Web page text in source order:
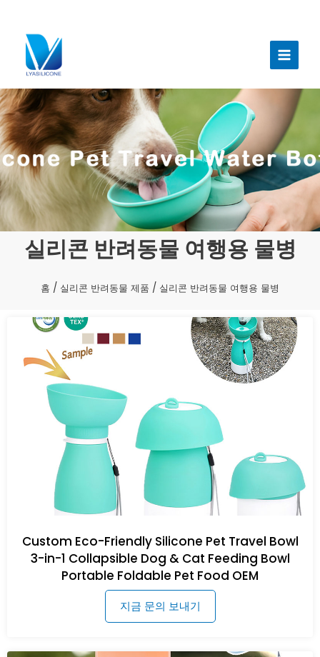
너
뛰
기
인
메
뉴
실리콘 반려동물 여행용 물병
홈 / 실리콘 반려동물 제품 / 실리콘 반려동물 여행용 물병
Custom Eco-Friendly Silicone Pet Travel Bowl
3-in-1 Collapsible Dog & Cat Feeding Bowl
Portable Foldable Pet Food OEM
지금 문의 보내기